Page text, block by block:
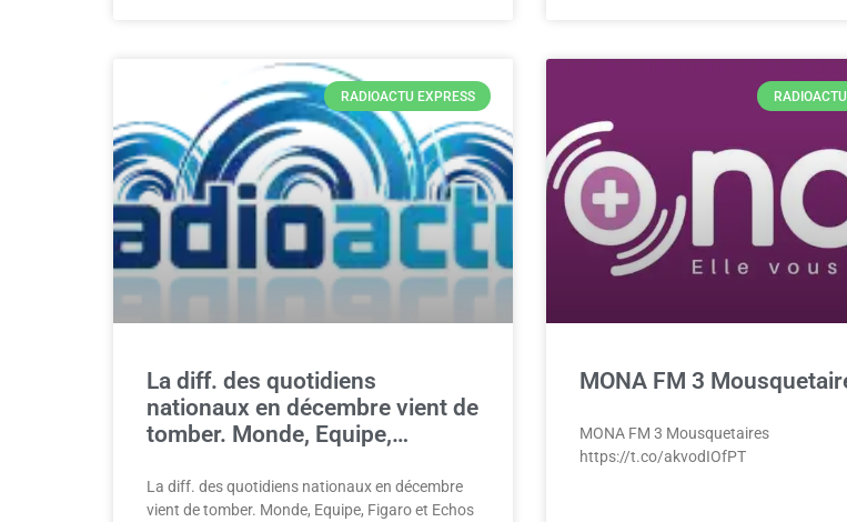
RADIOACTU EXPRESS
La diff. des quotidiens
nationaux en décembre vient de
tomber. Monde, Equipe,…
La diff. des quotidiens nationaux en décembre
vient de tomber. Monde, Equipe, Figaro et Echos
MONA FM 3
MONA FM 3 Mousquetaires
https://t.co/akvodIOfPT